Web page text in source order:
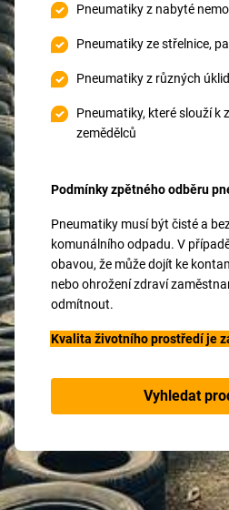
Pneumatiky z nabyté
Pneumatiky ze střelnice,
Pneumatiky z různých
Pneumatiky, které slouží k
zemědělců
Podmínky zpětného odběru
Pneumatiky musí být čisté a
komunálního odpadu. V
obavou, že může dojít ke
nebo ohrožení zdraví
odmítnout.
Kvalita životního prostředí je
Vyhledat